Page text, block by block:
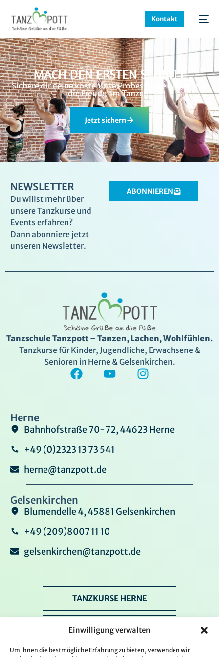
Einwilligung verwalten
Um Ihnen die bestmögliche Erfahrung zu bieten, verwenden wir
Kontakt
MACH DEN ERSTEN SCHRITT
Sichere dir deine kostenlose Probestunde und erlebe
die Freude am Tanzen!
Jetzt sichern
NEWSLETTER
Du willst mehr über
unsere Tanzkurse und
Events erfahren?
Dann abonniere jetzt
unseren Newsletter.
ABONNIEREN
Tanzschule Tanzpott – Tanzen, Lachen, Wohlfühlen.
Tanzkurse für Kinder, Jugendliche, Erwachsene &
Senioren in Herne & Gelsenkirchen.
Herne
Bahnhofstraße 70-72, 44623 Herne
+49 (0)2323 13 73 541
herne@tanzpott.de
Gelsenkirchen
Blumendelle 4, 45881 Gelsenkirchen
+49 (209)8007 11 10
gelsenkirchen@tanzpott.de
TANZKURSE HERNE
TANZKURSE GELSENKIRCHEN